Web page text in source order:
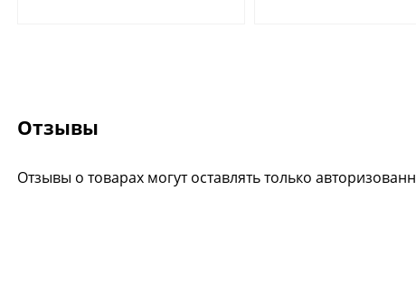
Отзывы
Отзывы о товарах могут оставлять только